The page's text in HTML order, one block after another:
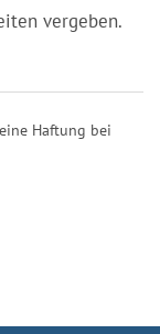
vergeben.
Haftung bei